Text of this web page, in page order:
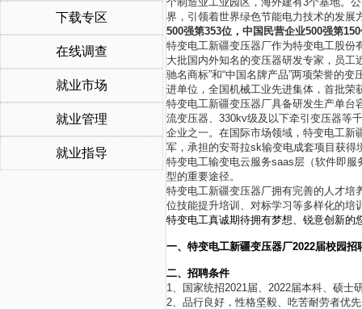
下载专区
在线调查
就业市场
就业管理
就业指导
界，引领着世界绿色节能电力技术的发展
500强第353位，中国民营企业500强第
特变电工新疆变压器厂作为特变电工股份
大批国内外知名的变压器研发专家，员工
驰名商标”和“中国名牌产品”两项荣誉的
进单位，全国机械工业先进集体，首批荣
特变电工新疆变压器厂具备研发生产单台
流变压器、330kv级及以下牵引变压器等
企业之一。在国际市场领域，特变电工新
军，承担的安哥拉sk输变电成套项目获得
特变电工输变电云服务saas层（软件即
型的重要途径。
特变电工新疆变压器厂拥有完善的人才培
位技能提升培训、对标学习等多样化的培
特变电工真诚期待拥有梦想、锐意创新的
一、特变电工新疆变压器厂2022届校园招
二、招聘条件
1、国家统招2021届、2022届本科、硕士
2、品行良好，性格坚毅、吃苦耐劳者优